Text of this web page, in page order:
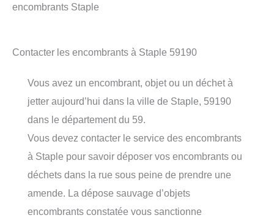
encombrants Staple
Contacter les encombrants à Staple 59190
Vous avez un encombrant, objet ou un déchet à
jetter aujourd’hui dans la ville de Staple, 59190
dans le département du 59.
Vous devez contacter le service des encombrants
à Staple pour savoir déposer vos encombrants ou
déchets dans la rue sous peine de prendre une
amende. La dépose sauvage d’objets
encombrants constatée vous sanctionne